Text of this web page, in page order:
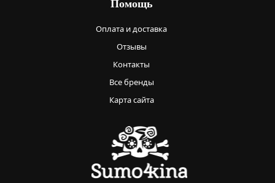
Помощь
Оплата и доставка
Отзывы
Контакты
Все бренды
Карта сайта